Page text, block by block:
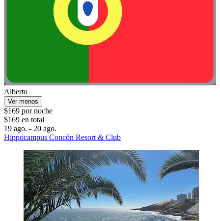
Alberto
Ver menos
$169 por noche
$169 en total
19 ago. - 20 ago.
Hippocampus Concón Resort & Club